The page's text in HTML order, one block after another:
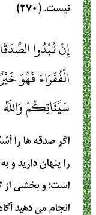
نيست‏. (۲۷۰)
إِنْ تُبْدُوا
الْفُقَرَاءَ
سَيِّئَاتِكُمْ
اگر صدقه ‏ها را
را پنهان داريد و
است‏؛ و بخشى از
انجام مى‏ دهيد آگاه